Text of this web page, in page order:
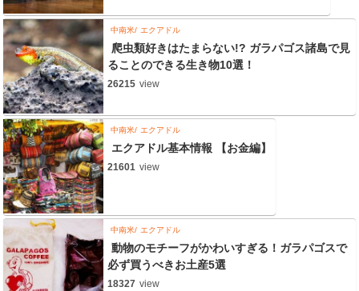
中南米 エクアドル
爬虫類好きはたまらない!? ガラパゴス諸島で見
ることのできる生き物10選！
26215 view
中南米 エクアドル
エクアドル基本情報 【お金編】
21601 view
中南米 エクアドル
動物のモチーフがかわいすぎる！ガラパゴスで
必ず買うべきお土産5選
18327 view